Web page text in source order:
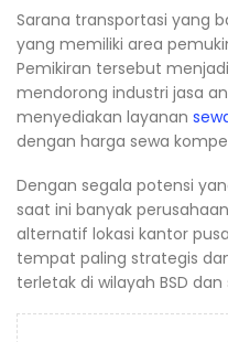
Sarana transportasi yang
yang memiliki area
Pemikiran tersebut
mendorong industri jasa
menyediakan layanan
dengan harga sewa
Dengan segala potensi
saat ini banyak
alternatif lokasi kantor
tempat paling strategis
terletak di wilayah BSD